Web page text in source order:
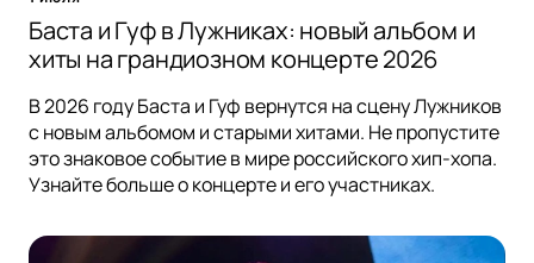
Баста и Гуф в Лужниках: новый альбом и
хиты на грандиозном концерте 2026
В 2026 году Баста и Гуф вернутся на сцену Лужников
с новым альбомом и старыми хитами. Не пропустите
это знаковое событие в мире российского хип-хопа.
Узнайте больше о концерте и его участниках.